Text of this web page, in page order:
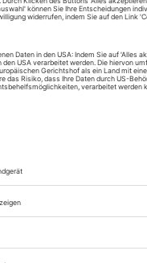
Zugang
Sie können